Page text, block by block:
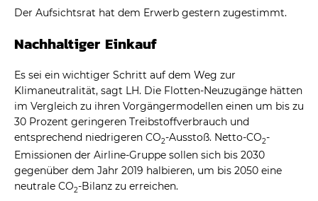
Der Aufsichtsrat hat dem Erwerb gestern zugestimmt.
Nachhaltiger Einkauf
Es sei ein wichtiger Schritt auf dem Weg zur
Klimaneutralität, sagt LH. Die Flotten-Neuzugänge hätten
im Vergleich zu ihren Vorgängermodellen einen um bis zu
30 Prozent geringeren Treibstoffverbrauch und
entsprechend niedrigeren CO2-Ausstoß. Netto-CO2-
Emissionen der Airline-Gruppe sollen sich bis 2030
gegenüber dem Jahr 2019 halbieren, um bis 2050 eine
neutrale CO2-Bilanz zu erreichen.